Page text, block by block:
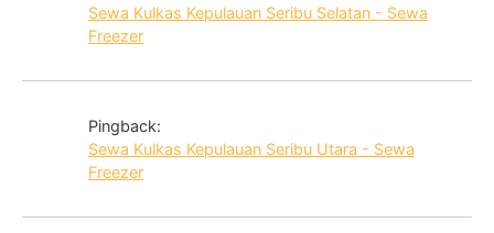
Sewa Kulkas Kepulauan Seribu Selatan - Sewa
Freezer
Pingback:
Sewa Kulkas Kepulauan Seribu Utara - Sewa
Freezer